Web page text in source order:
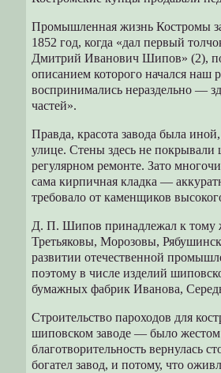
Промышленная жизнь Костромы
1852 год, когда «дал первый
Дмитрий Иванович Шипов» (2),
описанием которого начался наш
воспринимались нераздельно —
частей».
Правда, красота завода была
улице. Стены здесь не покрывали
регулярном ремонте. Зато
сама кирпичная кладка —
требовало от каменщиков
Д. П. Шипов принадлежал к тому
Третьяковы, Морозовы,
развитии отечественной
поэтому в числе изделий
бумажных фабрик Иванова,
Строительство пароходов для
шиповском заводе — было жестом
благотворительность вернулась
богател завод, и потому, что